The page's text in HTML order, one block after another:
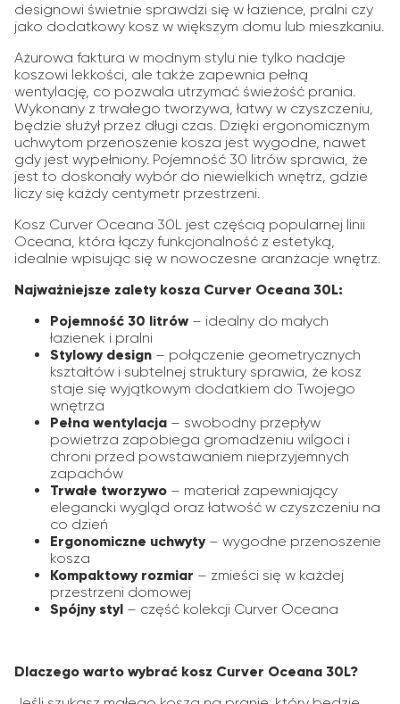
designowi świetnie sprawdzi się w łazience, pralni czy
jako dodatkowy kosz w większym domu lub mieszkaniu.
Ażurowa faktura w modnym stylu nie tylko nadaje
koszowi lekkości, ale także zapewnia pełną
wentylację, co pozwala utrzymać świeżość prania.
Wykonany z trwałego tworzywa, łatwy w czyszczeniu,
będzie służył przez długi czas. Dzięki ergonomicznym
uchwytom przenoszenie kosza jest wygodne, nawet
gdy jest wypełniony. Pojemność 30 litrów sprawia, że
jest to doskonały wybór do niewielkich wnętrz, gdzie
liczy się każdy centymetr przestrzeni.
Kosz Curver Oceana 30L jest częścią popularnej linii
Oceana, która łączy funkcjonalność z estetyką,
idealnie wpisując się w nowoczesne aranżacje wnętrz.
Najważniejsze zalety kosza Curver Oceana 30L:
Pojemność 30 litrów – idealny do małych
łazienek i pralni
Stylowy design – połączenie geometrycznych
kształtów i subtelnej struktury sprawia, że kosz
staje się wyjątkowym dodatkiem do Twojego
wnętrza
Pełna wentylacja – swobodny przepływ
powietrza zapobiega gromadzeniu wilgoci i
chroni przed powstawaniem nieprzyjemnych
zapachów
Trwałe tworzywo – materiał zapewniający
elegancki wygląd oraz łatwość w czyszczeniu na
co dzień
Ergonomiczne uchwyty– wygodne przenoszenie
kosza
Kompaktowy rozmiar – zmieści się w każdej
przestrzeni domowej
Spójny styl – część kolekcji Curver Oceana
Dlaczego warto wybrać kosz Curver Oceana 30L?